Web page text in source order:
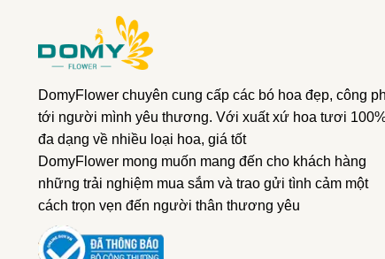
DomyFlower chuyên cung cấp các bó hoa đẹp, công
tới người mình yêu thương. Với xuất xứ hoa tươi
đa dạng về nhiều loại hoa, giá tốt
DomyFlower mong muốn mang đến cho khách hàng
những trải nghiệm mua sắm và trao gửi tình cảm một
cách trọn vẹn đến người thân thương yêu